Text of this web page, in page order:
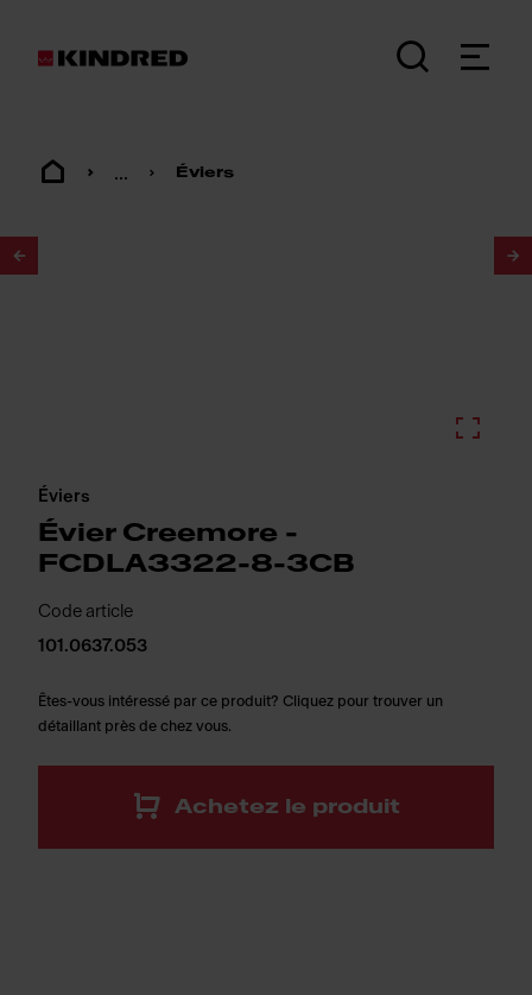
... Éviers
Éviers
Évier Creemore -
FCDLA3322-8-3CB
Code article
101.0637.053
Êtes-vous intéressé par ce produit? Cliquez pour trouver un
détaillant près de chez vous.
Achetez le produit